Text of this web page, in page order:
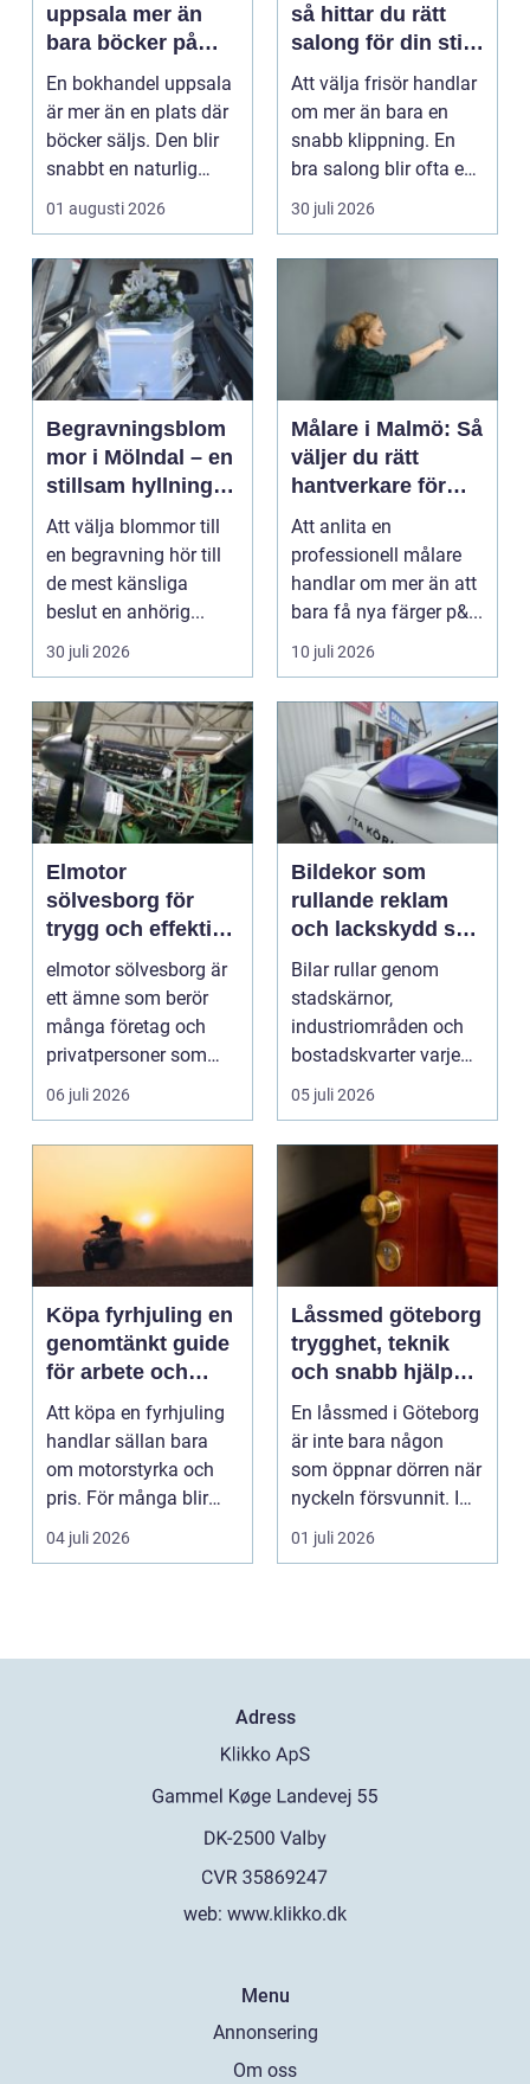
uppsala mer än
bara böcker på
hyllan
En bokhandel uppsala
är mer än en plats där
böcker säljs. Den blir
snabbt en naturlig
mötesplats för...
01 augusti 2026
så hittar du rätt
salong för din stil
och vardag
Att välja frisör handlar
om mer än bara en
snabb klippning. En
bra salong blir ofta en
trygg punkt i...
30 juli 2026
Begravningsblom
mor i Mölndal – en
stillsam hyllning i
livets svåraste
stund
Att välja blommor till
en begravning hör till
de mest känsliga
beslut en anhörig...
30 juli 2026
Målare i Malmö: Så
väljer du rätt
hantverkare för
hem och fasad
Att anlita en
professionell målare
handlar om mer än att
bara få nya färger p&...
10 juli 2026
Elmotor
sölvesborg för
trygg och effektiv
drift
elmotor sölvesborg är
ett ämne som berör
många företag och
privatpersoner som
behöver driftsäkra
mas...
06 juli 2026
Bildekor som
rullande reklam
och lackskydd så
tänker man smart
Bilar rullar genom
stadskärnor,
industriområden och
bostadskvarter varje
dag. Många företag
betalar ...
05 juli 2026
Köpa fyrhjuling en
genomtänkt guide
för arbete och
fritid
Att köpa en fyrhjuling
handlar sällan bara
om motorstyrka och
pris. För många blir
maskinen ett vikt...
04 juli 2026
Låssmed göteborg
trygghet, teknik
och snabb hjälp
när du behöver det
En låssmed i Göteborg
är inte bara någon
som öppnar dörren när
nyckeln försvunnit. I
dag handlar yrk...
01 juli 2026
Adress
web: www.klikko.dk
Menu
Annonsering
Om oss